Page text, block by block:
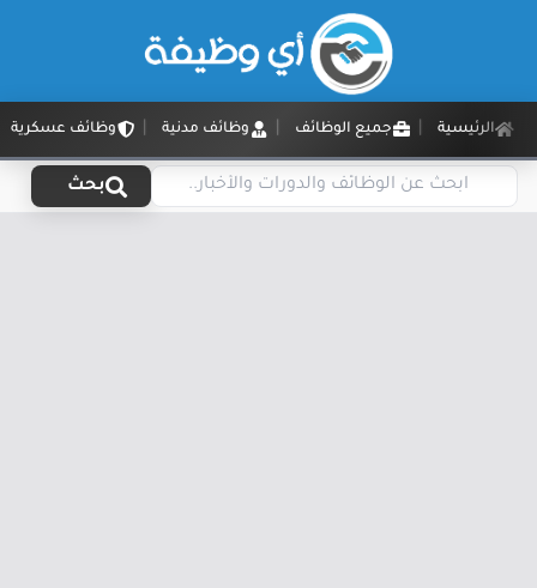
الرئيسية جميع الوظائف وظائف مدنية وظائف عسكرية
بحث